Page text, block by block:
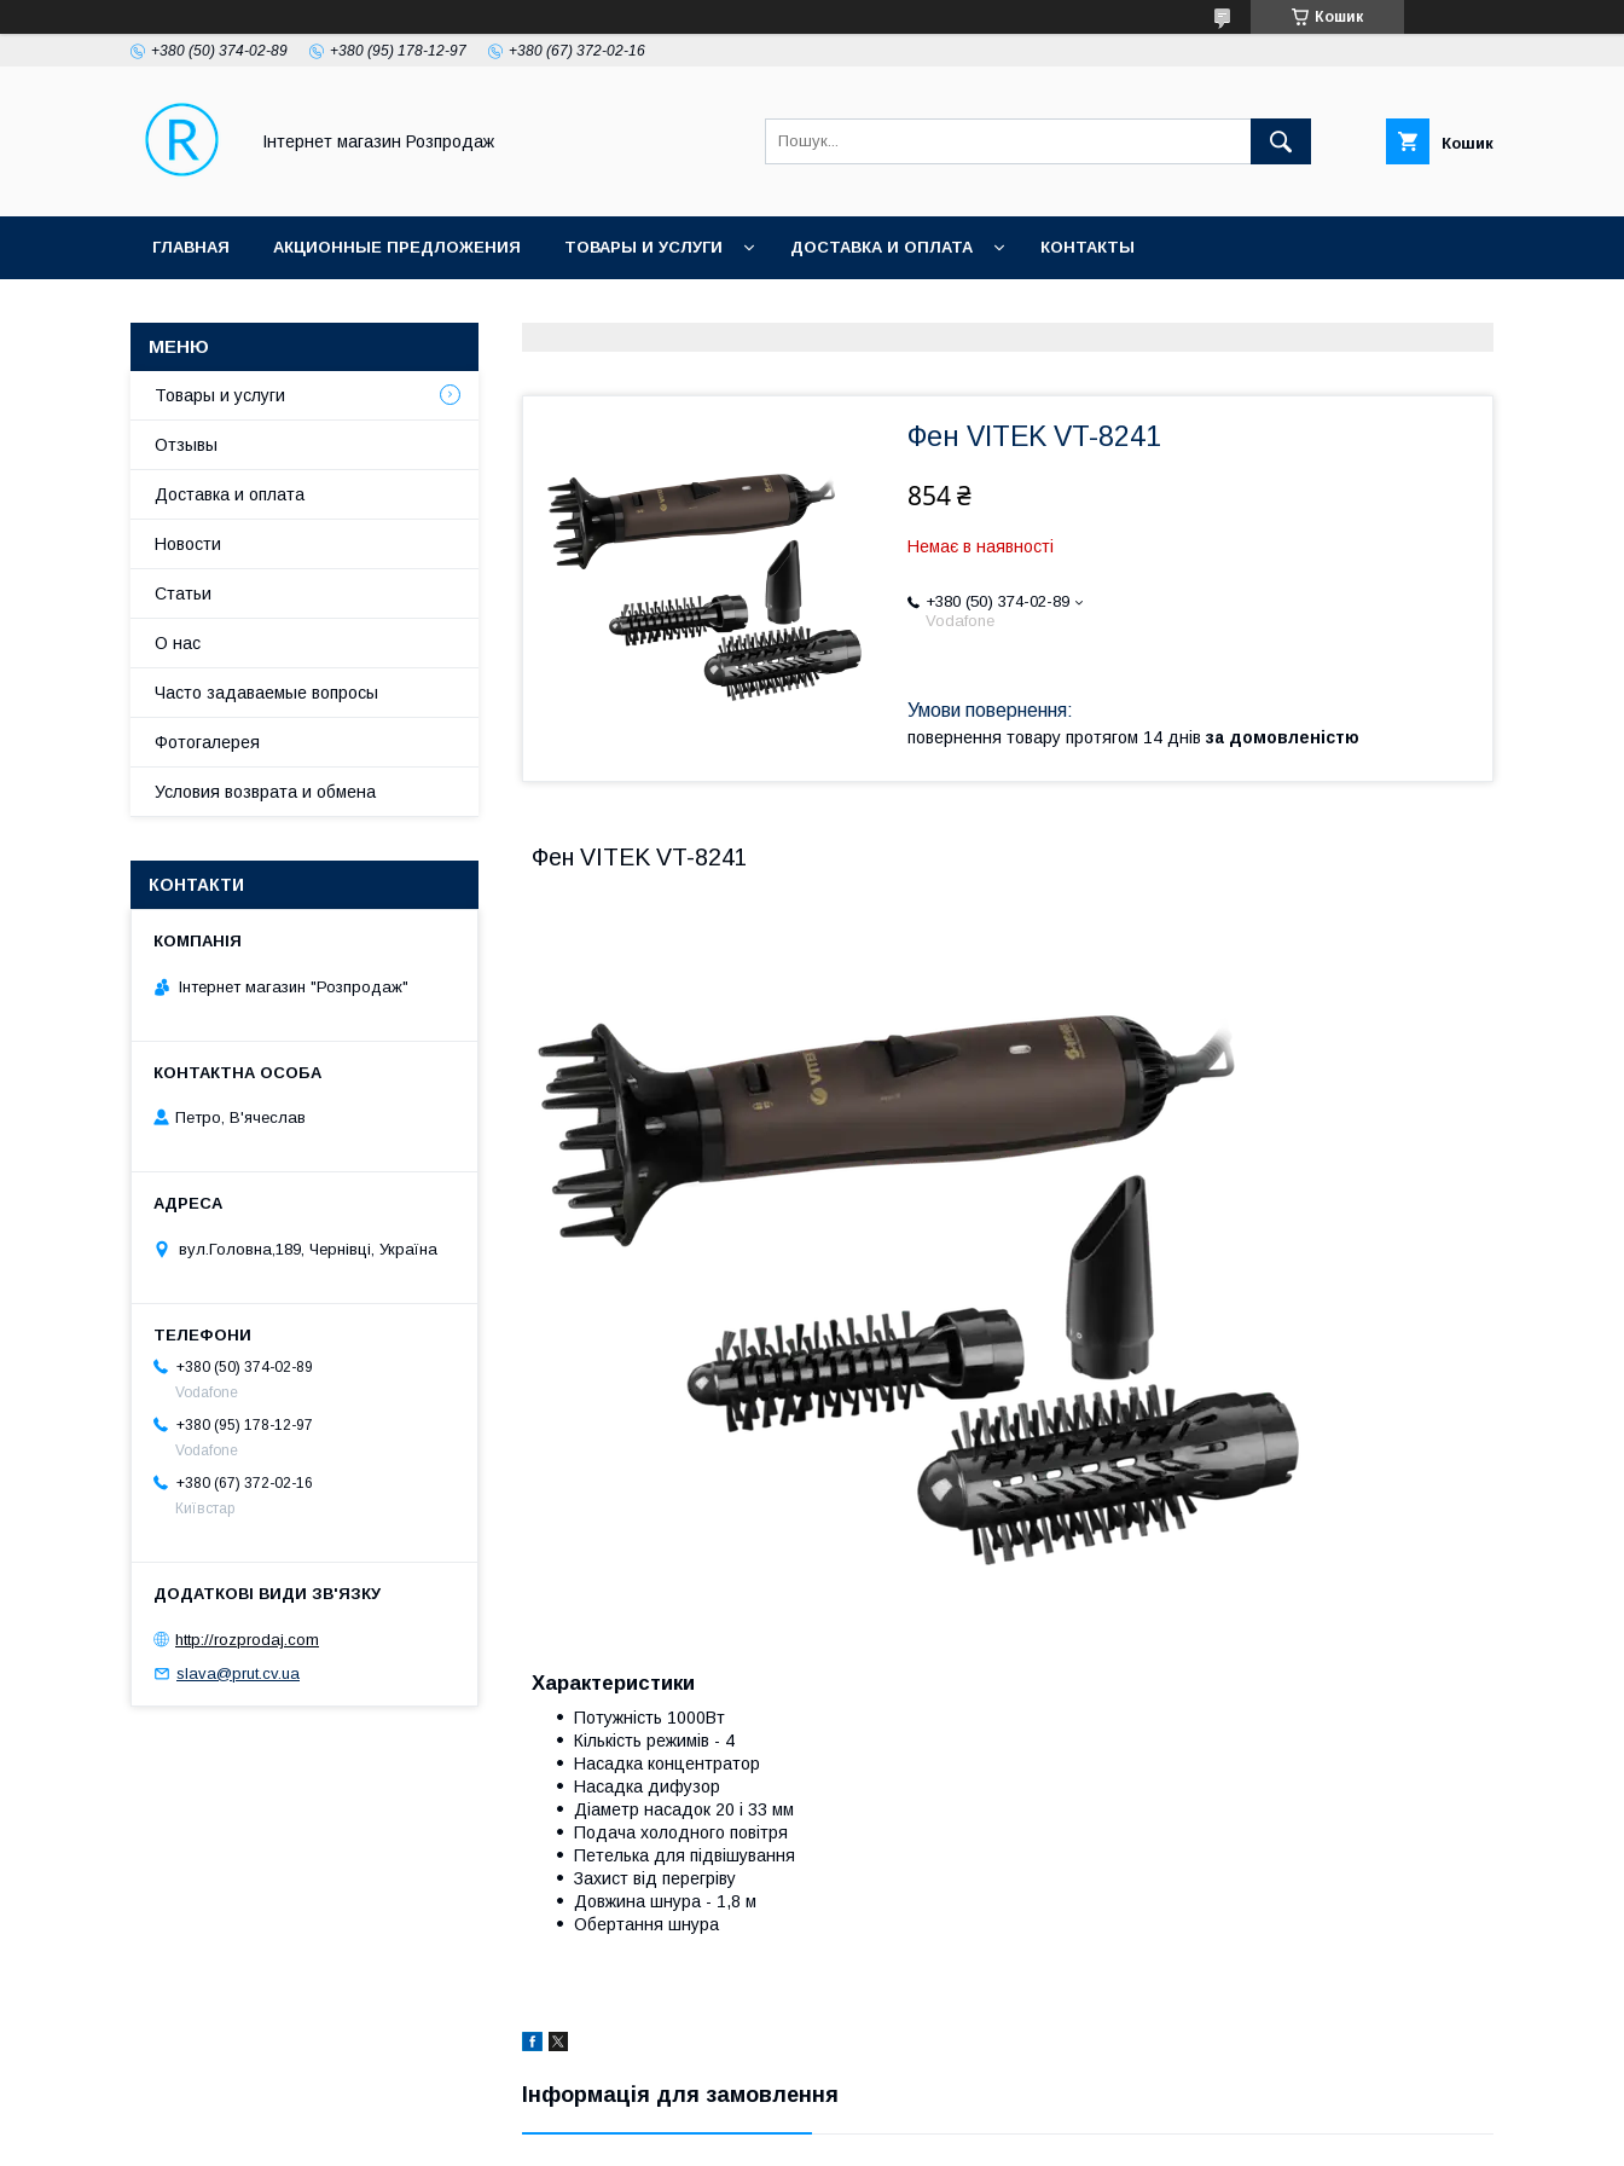
Кошик
+380 (50) 374-02-89 +380 (95) 178-12-97 +380 (67) 372-02-16
Інтернет магазин Розпродаж Кошик
ГЛАВНАЯ АКЦИОННЫЕ ПРЕДЛОЖЕНИЯ ТОВАРЫ И УСЛУГИ ДОСТАВКА И ОПЛАТА КОНТАКТЫ
Фен VITEK VT-8241
854 ₴
Немає в наявності
+380 (50) 374-02-89
Vodafone
повернення товару протягом 14 днів за домовленістю
Фен VITEK VT-8241
Характеристики
Потужність 1000Вт
Кількість режимів - 4
Насадка концентратор
Насадка дифузор
Діаметр насадок 20 і 33 мм
Подача холодного повітря
Петелька для підвішування
Захист від перегріву
Довжина шнура - 1,8 м
Обертання шнура
Інформація для замовлення
Товары и услуги
Отзывы
Доставка и оплата
Новости
Статьи
О нас
Часто задаваемые вопросы
Фотогалерея
Условия возврата и обмена
КОНТАКТИ
Інтернет магазин "Розпродаж"
Петро, В'ячеслав
вул.Головна,189, Чернівці, Україна
+380 (50) 374-02-89
Vodafone
+380 (95) 178-12-97
Vodafone
+380 (67) 372-02-16
Київстар
http://rozprodaj.com
slava@prut.cv.ua